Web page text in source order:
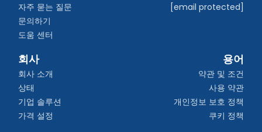
자주 묻는 질문
문의하기
도움 센터
[email protected]
회사
회사 소개
상태
기업 솔루션
가격 설정
용어
약관 및 조건
사용 약관
개인정보 보호 정책
쿠키 정책